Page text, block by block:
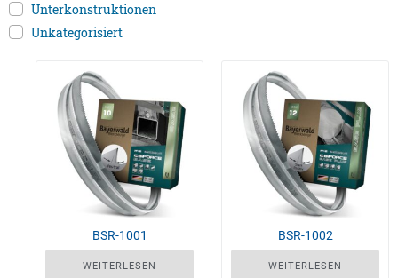
Unterkonstruktionen
Unkategorisiert
BSR-1001
WEITERLESEN
BSR-1002
WEITERLESEN